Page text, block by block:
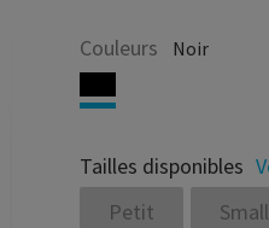
Couleurs Noir
Tailles disponibles
Petit